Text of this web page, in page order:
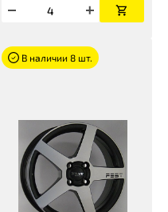
В наличии 8 шт.